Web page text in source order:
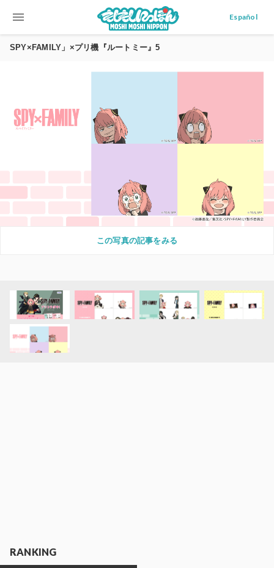
menu Español
SPY×FAMILY」×プリ機『ルートミー』5
この写真の記事をみる
RANKING